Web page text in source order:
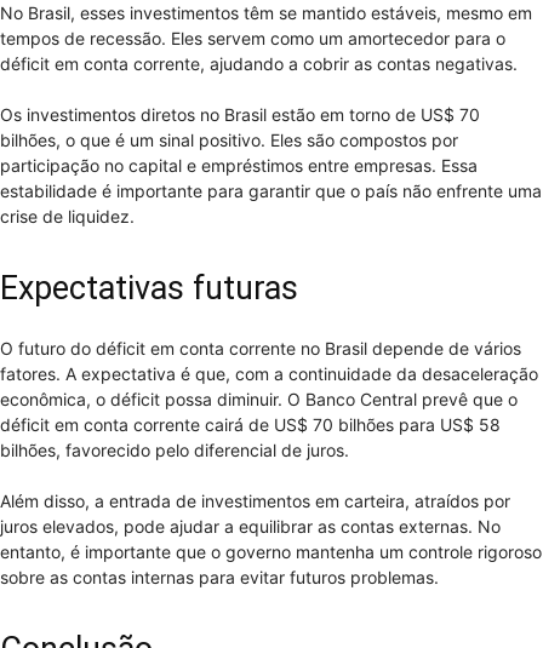
No Brasil, esses investimentos têm se mantido estáveis, mesmo em
tempos de recessão. Eles servem como um amortecedor para o
déficit em conta corrente, ajudando a cobrir as contas negativas.
Os investimentos diretos no Brasil estão em torno de US$ 70
bilhões, o que é um sinal positivo. Eles são compostos por
participação no capital e empréstimos entre empresas. Essa
estabilidade é importante para garantir que o país não enfrente uma
crise de liquidez.
Expectativas futuras
O futuro do déficit em conta corrente no Brasil depende de vários
fatores. A expectativa é que, com a continuidade da desaceleração
econômica, o déficit possa diminuir. O Banco Central prevê que o
déficit em conta corrente cairá de US$ 70 bilhões para US$ 58
bilhões, favorecido pelo diferencial de juros.
Além disso, a entrada de investimentos em carteira, atraídos por
juros elevados, pode ajudar a equilibrar as contas externas. No
entanto, é importante que o governo mantenha um controle rigoroso
sobre as contas internas para evitar futuros problemas.